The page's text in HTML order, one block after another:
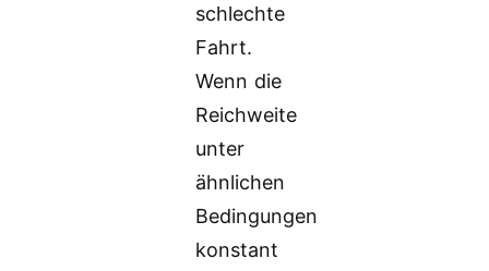
schlechte
Fahrt.
Wenn die
Reichweite
unter
ähnlichen
Bedingungen
konstant